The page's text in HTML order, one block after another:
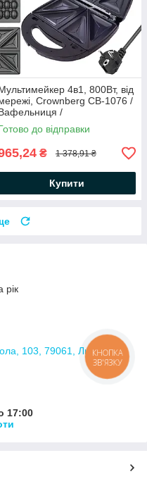
4в1, 800Вт, від
Crownberg CB-1076 /
/
/
/ Сендвічниця
до відправки
₴ 1 378,91 ₴
Купити
рік
103, 79061, Львів,
17:00
КНОПКА
ЗВ'ЯЗКУ